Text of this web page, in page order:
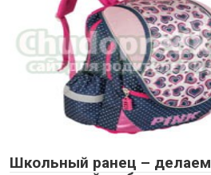
Школьный ранец – делаем